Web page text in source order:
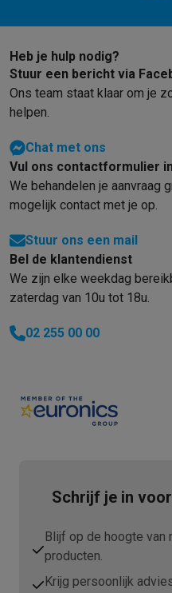
Heb je hulp nodig?
Stuur een bericht via
Ons team staat klaar om je
helpen.
Chat met ons
Vul ons contactformulier
We behandelen je aanvraag
mogelijk contact met je op.
Stuur ons een mail
Bel de klantendienst
We zijn elke weekdag
zaterdag van 10u tot 18u.
02 255 00 00
Schrijf je in
Blijf op de hoogte van
producten.
Krijg persoonlijk